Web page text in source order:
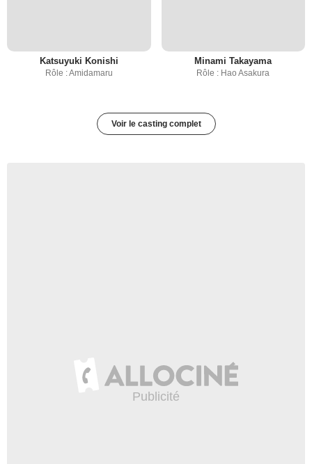
Katsuyuki Konishi
Rôle : Amidamaru
Minami Takayama
Rôle : Hao Asakura
Voir le casting complet